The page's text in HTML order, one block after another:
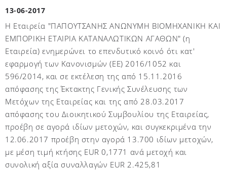
13-06-2017
Η Εταιρεία "ΠΑΠΟΥΤΣΑΝΗΣ ΑΝΩΝΥΜΗ ΒΙΟΜΗΧΑΝΙΚΗ ΚΑΙ
ΕΜΠΟΡΙΚΗ ΕΤΑΙΡΙΑ ΚΑΤΑΝΑΛΩΤΙΚΩΝ ΑΓΑΘΩΝ" (η
Εταιρεία) ενημερώνει το επενδυτικό κοινό ότι κατ'
εφαρμογή των Κανονισμών (ΕΕ) 2016/1052 και
596/2014, και σε εκτέλεση της από 15.11.2016
απόφασης της Έκτακτης Γενικής Συνέλευσης των
Μετόχων της Εταιρείας και της από 28.03.2017
απόφασης του Διοικητικού Συμβουλίου της Εταιρείας,
προέβη σε αγορά ιδίων μετοχών, και συγκεκριμένα την
12.06.2017 προέβη στην αγορά 13.700 ιδίων μετοχών,
με μέση τιμή κτήσης EUR 0,1771 ανά μετοχή και
συνολική αξία συναλλαγών EUR 2.425,81